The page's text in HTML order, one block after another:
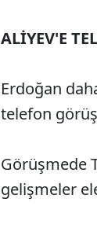
ALİYEV'E
Erdoğan
telefon
Görüşmede
gelişmeler